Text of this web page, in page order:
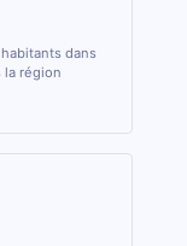
dans
la région